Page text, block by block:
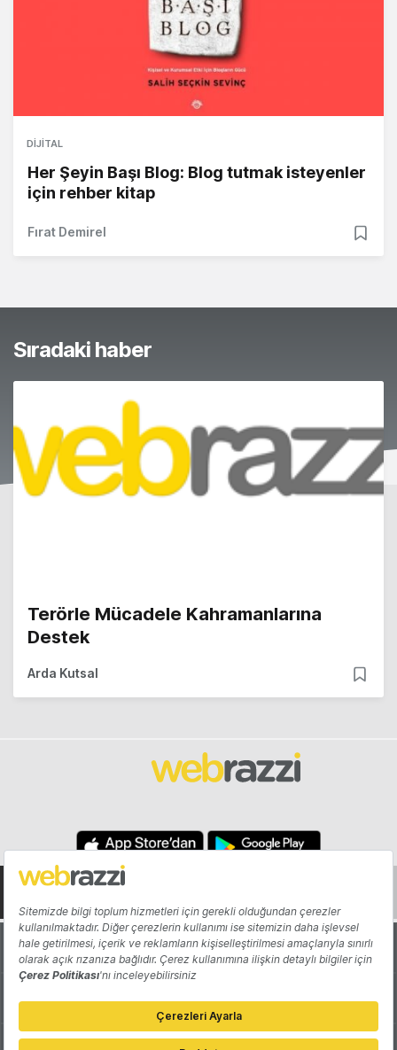
DIJITAL
Her Şeyin Başı Blog: Blog tutmak isteyenler
için rehber kitap
Fırat Demirel
Sıradaki haber
Terörle Mücadele Kahramanlarına
Destek
Arda Kutsal
Hakkında Yazarlar
Katkıda Bulun Reklam